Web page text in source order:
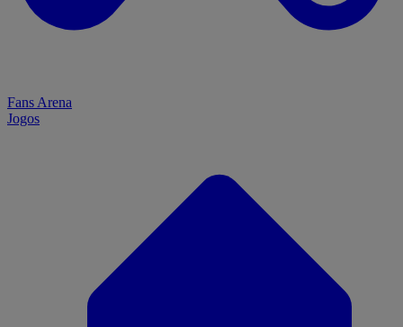
Fans Arena
Jogos